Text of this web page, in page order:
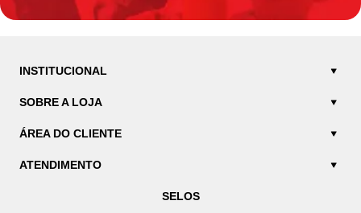
INSTITUCIONAL
SOBRE A LOJA
ÁREA DO CLIENTE
ATENDIMENTO
SELOS